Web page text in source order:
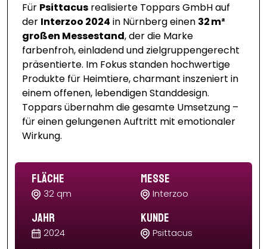
Für Psittacus realisierte Toppars GmbH auf
der Interzoo 2024 in Nürnberg einen 32 m²
großen Messestand, der die Marke
farbenfroh, einladend und zielgruppengerecht
präsentierte. Im Fokus standen hochwertige
Produkte für Heimtiere, charmant inszeniert in
einem offenen, lebendigen Standdesign.
Toppars übernahm die gesamte Umsetzung –
für einen gelungenen Auftritt mit emotionaler
Wirkung.
Fläche
32 qm
Messe
Interzoo
Jahr
2024
Kunde
Psittacus